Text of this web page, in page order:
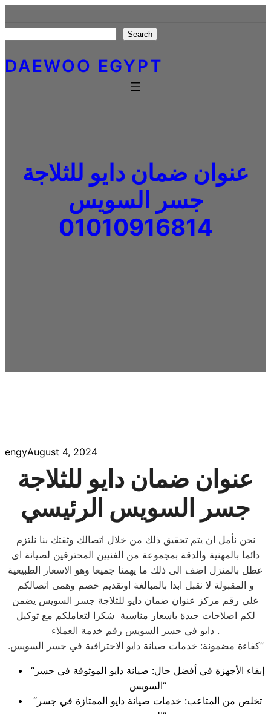
to
content
Search
DAEWOO EGYPT
عنوان ضمان دايو للثلاجة
جسر السويس
01010916814
engyAugust 4, 2024
عنوان ضمان دايو للثلاجة
جسر السويس الرئيسي
نحن نأمل ان يتم تحقيق ذلك من خلال اتصالك وثقتك بنا نلتزم
دائما بالمهنية والدقة بمجموعة من الفنيين المحترفين لصيانة اى
عطل بالمنزل اضف الى ذلك ما يهمنا جميعا وهو الاسعار الطبيعية
و المقبولة لا نقبل ابدا بالمبالغة اوتقديم خصم وهمى اتصالكم
علي رقم مركز عنوان ضمان دايو للثلاجة جسر السويس يضمن
لكم اصلاحات جيدة باسعار مناسبة شكرا لتعاملكم مع توكيل
دايو في جسر السويس رقم خدمة العملاء .
.كفاءة مضمونة: خدمات صيانة دايو الاحترافية في جسر السويس”
“إبقاء الأجهزة في أفضل حال: صيانة دايو الموثوقة في جسر
السويس”
“تخلص من المتاعب: خدمات صيانة دايو الممتازة في جسر